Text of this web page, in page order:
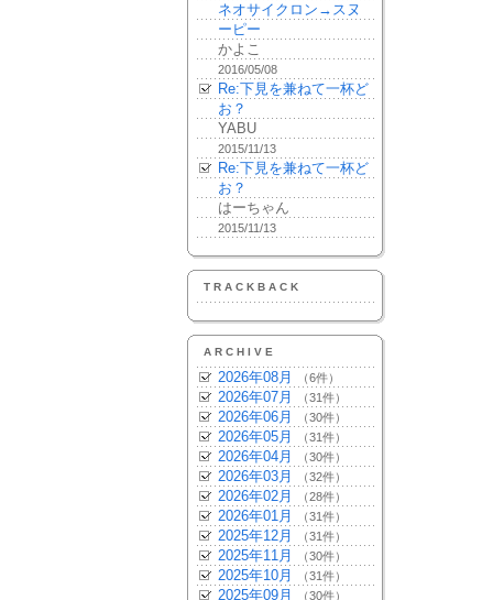
ネオサイクロン→スヌ
ーピー
かよこ
2016/05/08
Re:下見を兼ねて一杯ど
お？
YABU
2015/11/13
Re:下見を兼ねて一杯ど
お？
はーちゃん
2015/11/13
TRACKBACK
ARCHIVE
2026年08月 （6件）
2026年07月 （31件）
2026年06月 （30件）
2026年05月 （31件）
2026年04月 （30件）
2026年03月 （32件）
2026年02月 （28件）
2026年01月 （31件）
2025年12月 （31件）
2025年11月 （30件）
2025年10月 （31件）
2025年09月 （30件）